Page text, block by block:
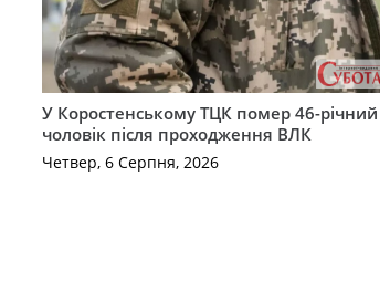
У Коростенському ТЦК помер 46-річний
чоловік після проходження ВЛК
Четвер, 6 Серпня, 2026